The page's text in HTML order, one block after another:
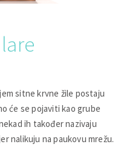
sitne krvne žile postaju
će se pojaviti kao grube
ih također nazivaju
nalikuju na paukovu mrežu.